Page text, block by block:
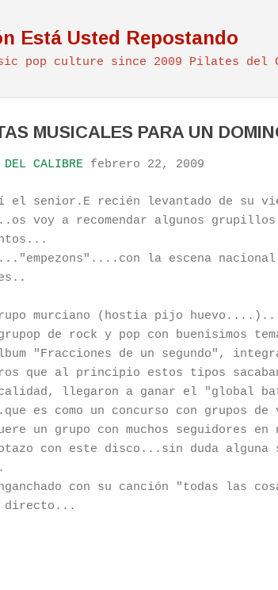
Está Usted Repostando
pop culture since 2009 Pilates del
MUSICALES PARA UN
CALIBRE febrero 22, 2009
el senior.E recién levantado de su
voy a recomendar algunos grupillos
la escena
murciano (hostia pijo
de rock y pop con buenisimos
"Fracciones de un segundo",
que al principio estos tipos
calidad, llegaron a ganar el "global
es como un concurso con grupos
un grupo con muchos seguidores
con este disco...sin duda alguna
con su canción "todas las
directo...